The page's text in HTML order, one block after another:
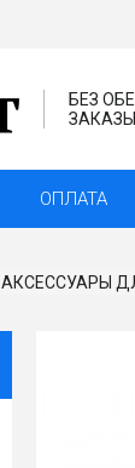
БЕЗ
ОПЛАТА
АКСЕССУАРЫ